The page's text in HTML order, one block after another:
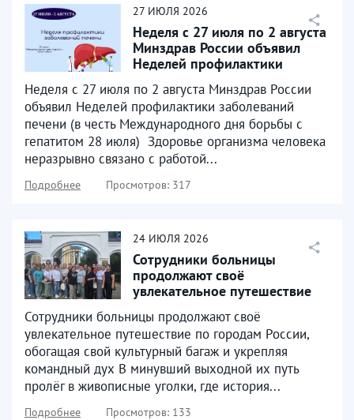
27 ИЮЛЯ 2026
Неделя с 27 июля по 2 августа
Минздрав России объявил
Неделей профилактики
Неделя с 27 июля по 2 августа Минздрав России
объявил Неделей профилактики заболеваний
печени (в честь Международного дня борьбы с
гепатитом 28 июля) ⁣ Здоровье организма человека
неразрывно связано с работой...
Подробнее Просмотров: 317
24 ИЮЛЯ 2026
Сотрудники больницы
продолжают своё
увлекательное путешествие
Сотрудники больницы продолжают своё
увлекательное путешествие по городам России,
обогащая свой культурный багаж и укрепляя
командный дух В минувший выходной их путь
пролёг в живописные уголки, где история...
Подробнее Просмотров: 133